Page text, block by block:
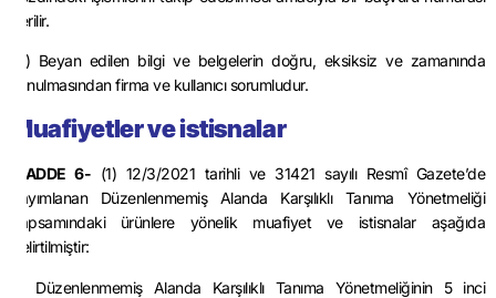
verilir.
(4) Beyan edilen bilgi ve belgelerin doğru, eksiksiz ve zamanında
sunulmasından firma ve kullanıcı sorumludur.
Muafiyetler ve istisnalar
MADDE 6- (1) 12/3/2021 tarihli ve 31421 sayılı Resmî Gazete’de
yayımlanan Düzenlenmemiş Alanda Karşılıklı Tanıma Yönetmeliği
kapsamındaki ürünlere yönelik muafiyet ve istisnalar aşağıda
belirtilmiştir:
a) Düzenlenmemiş Alanda Karşılıklı Tanıma Yönetmeliğinin 5 inci